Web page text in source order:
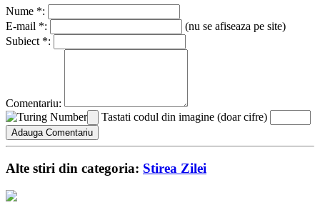
Nume *:
E-mail *:
(nu se afiseaza pe site)
Subiect *:
Comentariu:
Tastati codul din imagine (doar cifre)
Alte stiri din categoria: Stirea Zilei